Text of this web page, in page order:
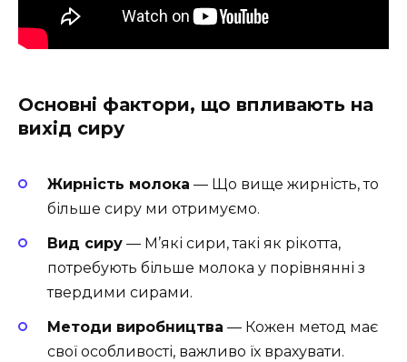
Основні фактори, що впливають на
вихід сиру
Жирність молока — Що вище жирність, то
більше сиру ми отримуємо.
Вид сиру — М’які сири, такі як рікотта,
потребують більше молока у порівнянні з
твердими сирами.
Методи виробництва — Кожен метод має
свої особливості, важливо їх врахувати.